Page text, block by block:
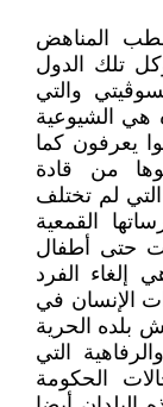
المناهض
تلك الدول
والتي
هي الشيوعية
يعرفون كما
من قادة
لم تختلف
القمعية
حتى أطفال
إلغاء الفرد
الإنسان في
بلده الحرية
التي
الحكومة